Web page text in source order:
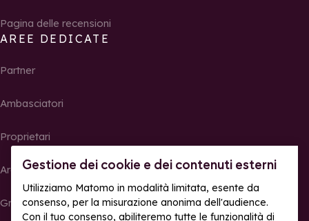
Gestione dei cookie e dei contenuti esterni
Utilizziamo Matomo in modalità limitata, esente da
consenso, per la misurazione anonima dell'audience.
Con il tuo consenso, abiliteremo tutte le funzionalità di
Pagina delle recensioni
AREE DEDICATE
Partner
Ambasciatori
Proprietari
Area Stampa
Gruppi, seminari e tour operator